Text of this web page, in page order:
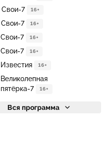
Свои-7 16+
Свои-7 16+
Свои-7 16+
Свои-7 16+
Известия 16+
Великолепная
пятёрка-7
16+
Вся программа